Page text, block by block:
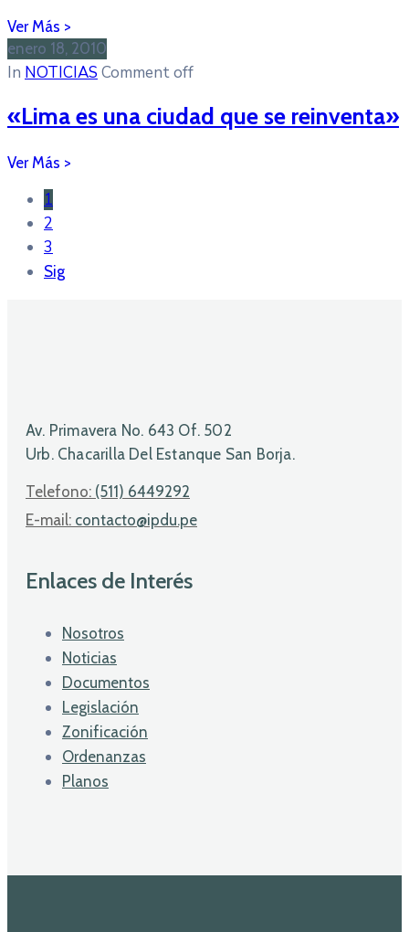
enero 18, 2010
In NOTICIAS Comment off
«Lima es una ciudad que se reinventa»
1
2
3
Sig
Av. Primavera No. 643 Of. 502
Urb. Chacarilla Del Estanque San Borja.
Telefono: (511) 6449292
E-mail: contacto@ipdu.pe
Enlaces de Interés
Nosotros
Noticias
Documentos
Legislación
Zonificación
Ordenanzas
Planos